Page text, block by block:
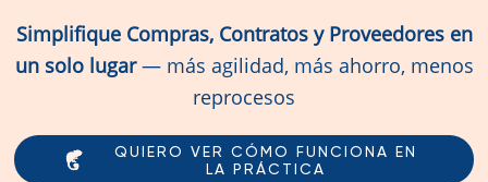
Simplifique Compras, Contratos y Proveedores en
un solo lugar— más agilidad, más ahorro, menos
reprocesos
QUIERO VER CÓMO FUNCIONA EN
LA PRÁCTICA